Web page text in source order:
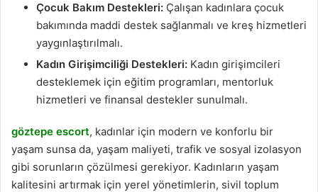
Çocuk Bakım Destekleri: Çalışan kadınlara çocuk
bakımında maddi destek sağlanmalı ve kreş hizmetleri
yaygınlaştırılmalı.
Kadın Girişimciliği Destekleri: Kadın girişimcileri
desteklemek için eğitim programları, mentorluk
hizmetleri ve finansal destekler sunulmalı.
göztepe escort, kadınlar için modern ve konforlu bir
yaşam sunsa da, yaşam maliyeti, trafik ve sosyal izolasyon
gibi sorunların çözülmesi gerekiyor. Kadınların yaşam
kalitesini artırmak için yerel yönetimlerin, sivil toplum